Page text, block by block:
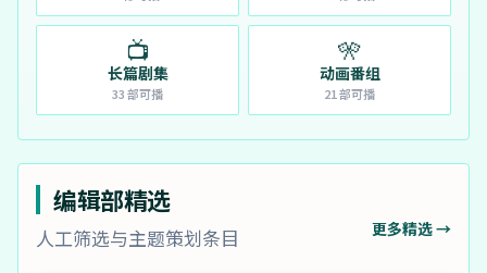
📺
长篇剧集
33部可播
🎌
动画番组
21部可播
编辑部精选
人工筛选与主题策划条目 更多精选 →